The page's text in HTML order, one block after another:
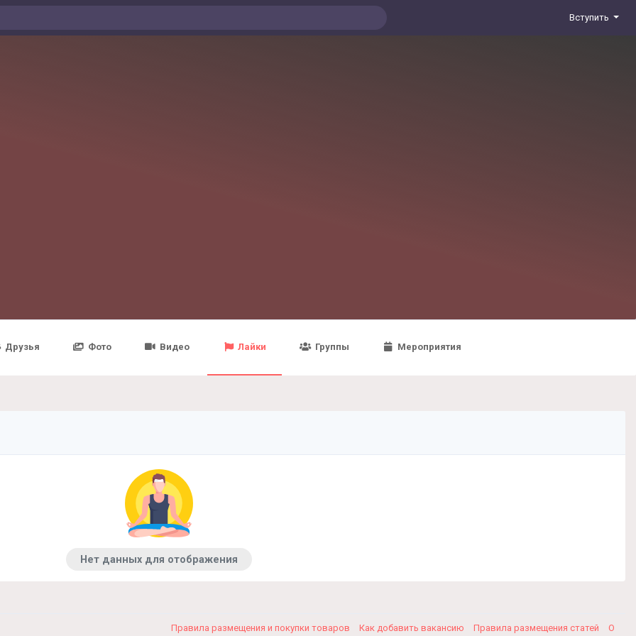
Вступить
Друзья Фото Видео Лайки Группы Мероприятия
Нет данных для отображения
Правила размещения и покупки товаров Как добавить вакансию Правила размещения статей О